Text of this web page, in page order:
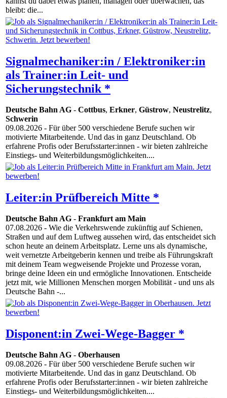
bleibt: die...
Signalmechaniker:in / Elektroniker:in
als Trainer:in Leit- und
Sicherungstechnik *
Deutsche Bahn AG - Cottbus, Erkner, Güstrow, Neustrelitz,
Schwerin
09.08.2026 - Für über 500 verschiedene Berufe suchen wir
motivierte Mitarbeitende. Und das in ganz Deutschland. Ob
erfahrene Profis oder Berufsstarter:innen - wir bieten zahlreiche
Einstiegs- und Weiterbildungsmöglichkeiten....
Leiter:in Prüfbereich Mitte *
Deutsche Bahn AG - Frankfurt am Main
07.08.2026 - Wie die Verkehrswende zukünftig auf Schienen,
Straßen und auf dem Luftweg aussehen wird, das entscheidet sich
schon heute an deinem Arbeitsplatz. Lerne uns als dynamische,
weit vernetzte Arbeitgeberin kennen und treibe als Führungskraft
mit deinem Team wegweisende Projekte und Prozesse voran,
bringe deine Ideen ein und ermögliche Innovationen. Entscheide
jetzt mit, wie Millionen Menschen morgen Mobilität - und uns als
Deutsche Bahn -...
Disponent:in Zwei-Wege-Bagger *
Deutsche Bahn AG - Oberhausen
09.08.2026 - Für über 500 verschiedene Berufe suchen wir
motivierte Mitarbeitende. Und das in ganz Deutschland. Ob
erfahrene Profis oder Berufsstarter:innen - wir bieten zahlreiche
Einstiegs- und Weiterbildungsmöglichkeiten....